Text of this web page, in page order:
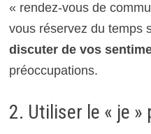
« rendez-vous de
vous réservez du temps
discuter de vos
préoccupations.
2. Utiliser le « je